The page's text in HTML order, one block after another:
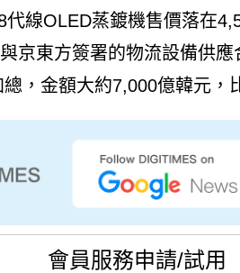
線OLED蒸鍍機售價落在
京東方簽署的物流設備供應
，金額大約7,000億韓元，
會員服務申請/試用